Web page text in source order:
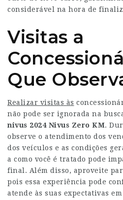
considerável na hora de
Visitas a
Que
Realizar visitas às
não pode ser ignorada na
nivus 2024Nivus Zero KM.
observe o atendimento dos
dos veículos e as condições
a como você é tratado pode
final. Além disso, aproveite
pois essa experiência pode
atende às suas expectativas